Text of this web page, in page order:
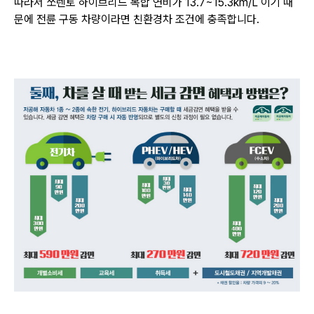
문에 전륜 구동 차량이라면 친환경차 조건에 충족합니다.